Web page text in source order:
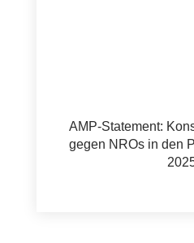
AMP-Statement:
gegen NROs in den